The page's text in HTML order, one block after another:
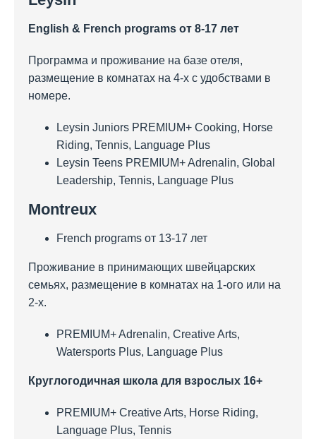
English & French programs от 8-17 лет
Программа и проживание на базе отеля,
размещение в комнатах на 4-х с удобствами в
номере.
Leysin Juniors PREMIUM+ Cooking, Horse
Riding, Tennis, Language Plus
Leysin Teens PREMIUM+ Adrenalin, Global
Leadership, Tennis, Language Plus
Montreux
French programs от 13-17 лет
Проживание в принимающих швейцарских
семьях, размещение в комнатах на 1-ого или на
2-х.
PREMIUM+ Adrenalin, Creative Arts,
Watersports Plus, Language Plus
Круглогодичная школа для взрослых 16+
PREMIUM+ Creative Arts, Horse Riding,
Language Plus, Tennis